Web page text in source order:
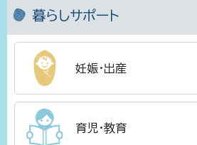
暮らしサポート
妊娠・出産
育児・教育